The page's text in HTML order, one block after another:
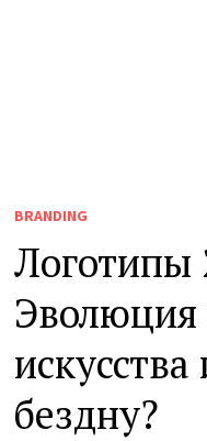
BRANDING
Логотипы
Эволюция
бездну?